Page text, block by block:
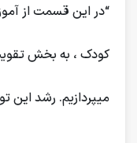
“در این قسمت از
کودک ، به بخش
میپردازیم. رشد این